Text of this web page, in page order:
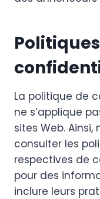
La politique de
ne s’applique
sites Web.
consulter les
respectives de
pour des
inclure leurs